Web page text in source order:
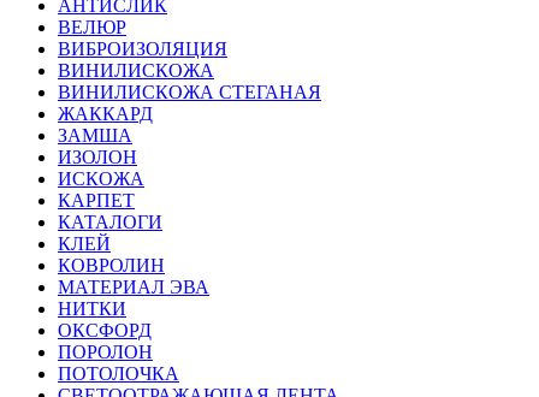
АНТИСЛИК
ВЕЛЮР
ВИБРОИЗОЛЯЦИЯ
ВИНИЛИСКОЖА
ВИНИЛИСКОЖА СТЕГАНАЯ
ЖАККАРД
ЗАМША
ИЗОЛОН
ИСКОЖА
КАРПЕТ
КАТАЛОГИ
КЛЕЙ
КОВРОЛИН
МАТЕРИАЛ ЭВА
НИТКИ
ОКСФОРД
ПОРОЛОН
ПОТОЛОЧКА